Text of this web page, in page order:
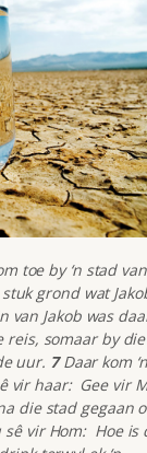
toe by ‘n stad van
grond wat
van Jakob was
reis, somaar by die
uur. 7Daar kom ‘n
vir haar: Gee vir
die stad gegaan
vir Hom: Hoe is